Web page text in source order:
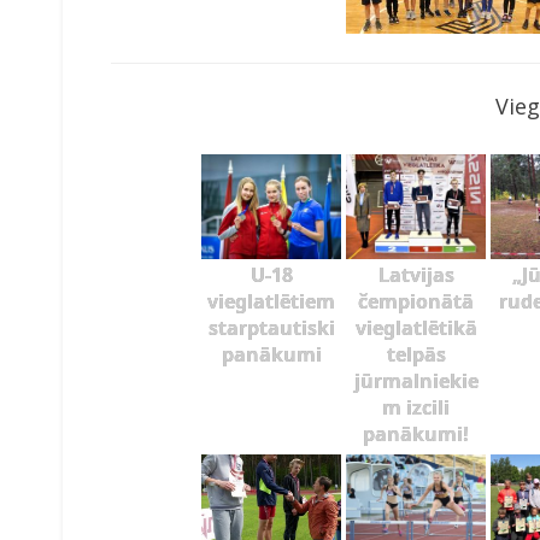
U-18
vieglatlētiem
starptautiski
panākumi
Latvijas
čempionātā
vieglatlētikā
telpās
jūrmalniekie
m izcili
panākumi!